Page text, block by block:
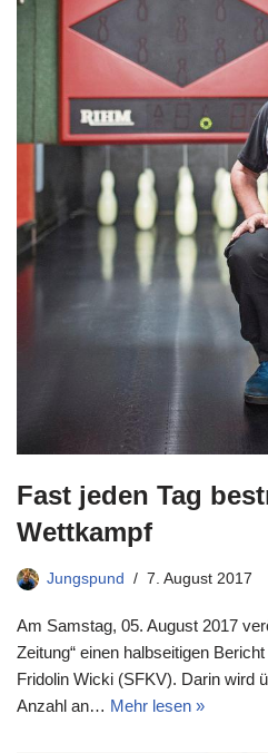
Fast jeden Tag
Wettkampf
Jungspund 7. August 2017
Am Samstag, 05. August 2017
Zeitung“ einen halbseitigen
Fridolin Wicki (SFKV). Darin wird
Anzahl an… Mehr lesen »